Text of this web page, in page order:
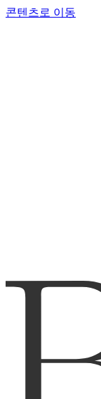
콘텐츠로 이동